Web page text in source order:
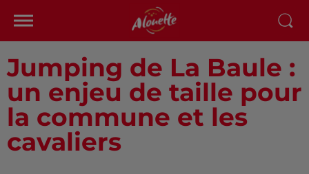
Jumping de La Baule :
un enjeu de taille pour
la commune et les
cavaliers